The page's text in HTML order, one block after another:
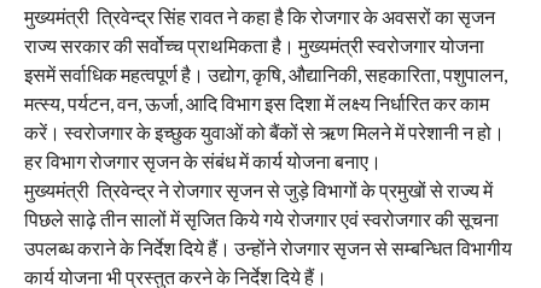
मुख्यमंत्री त्रिवेन्द्र सिंह रावत ने कहा है कि रोजगार के अवसरों का सृजन
राज्य सरकार की सर्वोच्च प्राथमिकता है। मुख्यमंत्री स्वरोजगार योजना
इसमें सर्वाधिक महत्वपूर्ण है। उद्योग, कृषि, औद्यानिकी, सहकारिता, पशुपालन,
मत्स्य, पर्यटन, वन, ऊर्जा, आदि विभाग इस दिशा में लक्ष्य निर्धारित कर काम
करें। स्वरोजगार के इच्छुक युवाओं को बैंकों से ऋण मिलने में परेशानी न हो।
हर विभाग रोजगार सृजन के संबंध में कार्य योजना बनाए।
मुख्यमंत्री त्रिवेन्द्र ने रोजगार सृजन से जुड़े विभागों के प्रमुखों से राज्य में
पिछले साढ़े तीन सालों में सृजित किये गये रोजगार एवं स्वरोजगार की सूचना
उपलब्ध कराने के निर्देश दिये हैं। उन्होंने रोजगार सृजन से सम्बन्धित विभागीय
कार्य योजना भी प्रस्तुत करने के निर्देश दिये हैं।